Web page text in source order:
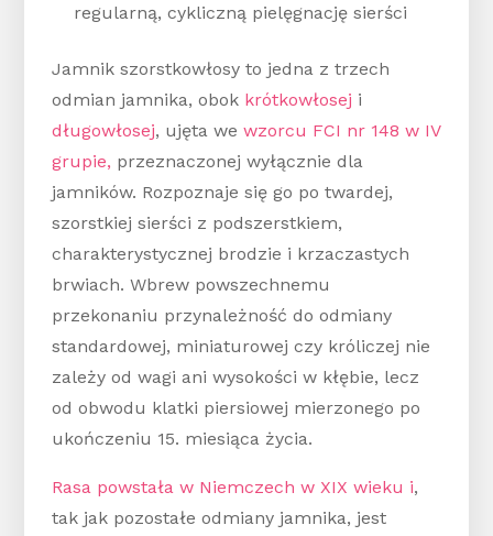
regularną, cykliczną pielęgnację sierści
Jamnik szorstkowłosy to jedna z trzech
odmian jamnika, obok krótkowłosej i
długowłosej, ujęta wewzorcu FCI nr 148 w IV
grupie, przeznaczonej wyłącznie dla
jamników. Rozpoznaje się go po twardej,
szorstkiej sierści z podszerstkiem,
charakterystycznej brodzie i krzaczastych
brwiach. Wbrew powszechnemu
przekonaniu przynależność do odmiany
standardowej, miniaturowej czy króliczej nie
zależy od wagi ani wysokości w kłębie, lecz
od obwodu klatki piersiowej mierzonego po
ukończeniu 15. miesiąca życia.
Rasa powstała w Niemczech w XIX wieku i,
tak jak pozostałe odmiany jamnika, jest